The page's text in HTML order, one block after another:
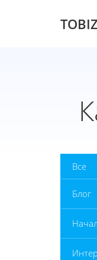
TOBIZ
Все
Блог